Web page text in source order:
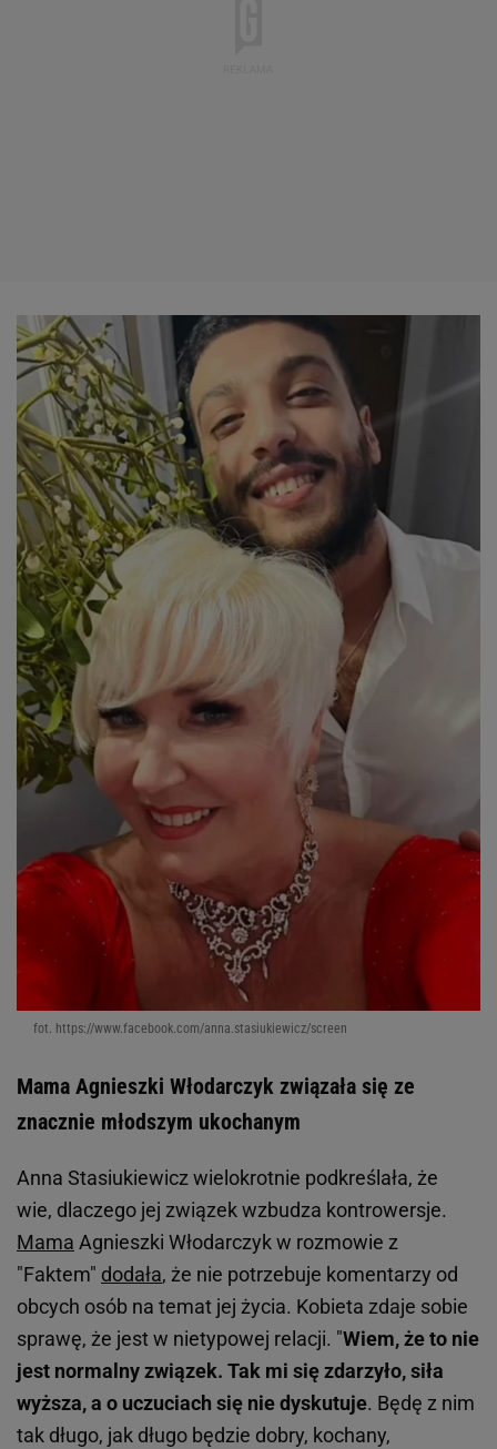
fot. https://www.facebook.com/anna.stasiukiewicz/screen
Mama Agnieszki Włodarczyk związała się ze
znacznie młodszym ukochanym
Anna Stasiukiewicz wielokrotnie podkreślała, że
wie, dlaczego jej związek wzbudza kontrowersje.
Mama Agnieszki Włodarczyk w rozmowie z
"Faktem" dodała, że nie potrzebuje komentarzy od
obcych osób na temat jej życia. Kobieta zdaje sobie
sprawę, że jest w nietypowej relacji. "Wiem, że to nie
jest normalny związek. Tak mi się zdarzyło, siła
wyższa, a o uczuciach się nie dyskutuje. Będę z nim
tak długo, jak długo będzie dobry, kochany,